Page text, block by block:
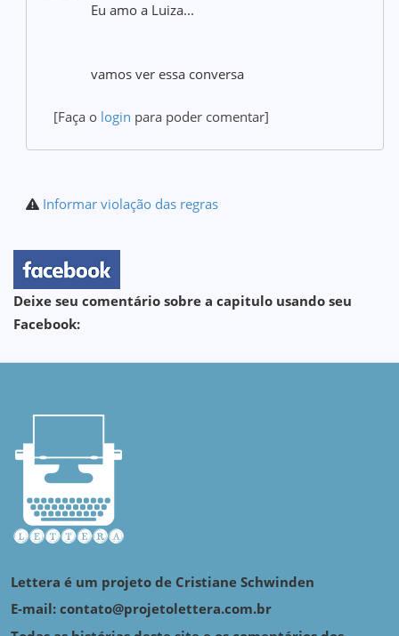
Eu amo a Luiza...
vamos ver essa conversa
[Faça o login para poder comentar]
Informar violação das regras
Deixe seu comentário sobre a capitulo usando seu
Facebook:
Lettera é um projeto de Cristiane Schwinden
E-mail: contato@projetolettera.com.br